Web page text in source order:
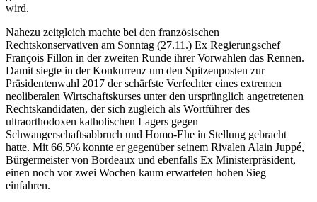
wird.
Nahezu zeitgleich machte bei den französischen
Rechtskonservativen am Sonntag (27.11.) Ex Regierungschef
François Fillon in der zweiten Runde ihrer Vorwahlen das Rennen.
Damit siegte in der Konkurrenz um den Spitzenposten zur
Präsidentenwahl 2017 der schärfste Verfechter eines extremen
neoliberalen Wirtschaftskurses unter den ursprünglich angetretenen
Rechtskandidaten, der sich zugleich als Wortführer des
ultraorthodoxen katholischen Lagers gegen
Schwangerschaftsabbruch und Homo-Ehe in Stellung gebracht
hatte. Mit 66,5% konnte er gegenüber seinem Rivalen Alain Juppé,
Bürgermeister von Bordeaux und ebenfalls Ex Ministerpräsident,
einen noch vor zwei Wochen kaum erwarteten hohen Sieg
einfahren.